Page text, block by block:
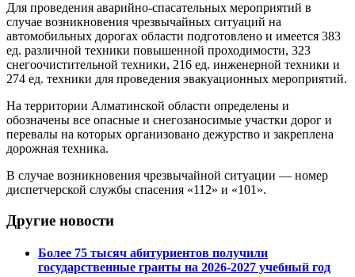
Для проведения аварийно-спасательных мероприятий в
случае возникновения чрезвычайных ситуаций на
автомобильных дорогах области подготовлено и имеется 383
ед. различной техники повышенной проходимости, 323
снегоочистительной техники, 216 ед. инженерной техники и
274 ед. техники для проведения эвакуационных мероприятий.
На территории Алматинской области определены и
обозначены все опасные и снегозаносимые участки дорог и
перевалы на которых организовано дежурство и закреплена
дорожная техника.
В случае возникновения чрезвычайной ситуации — номер
диспетчерской службы спасения «112» и «101».
Другие новости
Более 75 тысяч абитуриентов получили
государственные гранты на 2026-2027 учебный год